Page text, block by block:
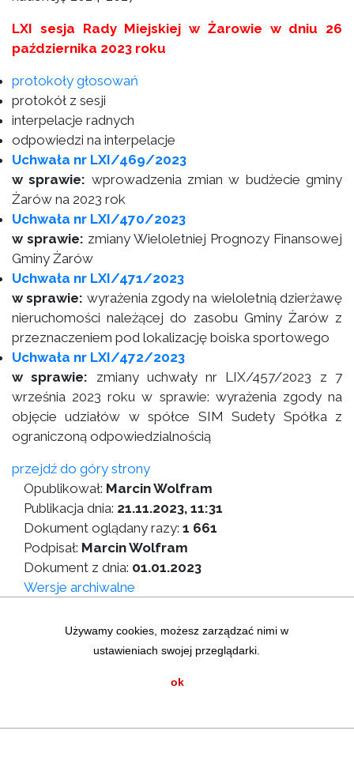
Używamy cookies, możesz zarządzać nimi w
ustawieniach swojej przeglądarki.
ok
LXI sesja Rady Miejskiej w Żarowie w dniu 26
października 2023 roku
protokoły głosowań
protokół z sesji
interpelacje radnych
odpowiedzi na interpelacje
Uchwała nr LXI/469/2023
w sprawie: wprowadzenia zmian w budżecie gminy
Żarów na 2023 rok
Uchwała nr LXI/470/2023
w sprawie: zmiany Wieloletniej Prognozy Finansowej
Gminy Żarów
Uchwała nr LXI/471/2023
w sprawie: wyrażenia zgody na wieloletnią dzierżawę
nieruchomości należącej do zasobu Gminy Żarów z
przeznaczeniem pod lokalizację boiska sportowego
Uchwała nr LXI/472/2023
w sprawie: zmiany uchwały nr LIX/457/2023 z 7
września 2023 roku w sprawie: wyrażenia zgody na
objęcie udziałów w spółce SIM Sudety Spółka z
ograniczoną odpowiedzialnością
przejdź do góry strony
Opublikował: Marcin Wolfram
Publikacja dnia: 21.11.2023, 11:31
Dokument oglądany razy: 1 661
Podpisał: Marcin Wolfram
Dokument z dnia: 01.01.2023
Wersje archiwalne
Statystyki graficzne
Instrukcja korzystania z BIP